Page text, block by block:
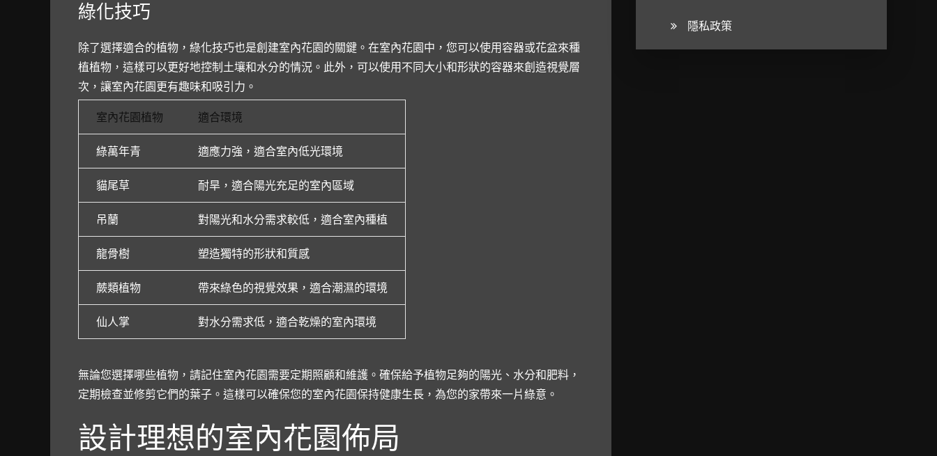
綠化技巧
除了選擇適合的植物，綠化技巧也是創建室內花園的關鍵。在室內花園中，您可以使用容器或花盆來種
植植物，這樣可以更好地控制土壤和水分的情況。此外，可以使用不同大小和形狀的容器來創造視覺層
次，讓室內花園更有趣味和吸引力。
室內花園植物 適合環境
綠萬年青 適應力強，適合室內低光環境
貓尾草 耐旱，適合陽光充足的室內區域
吊蘭 對陽光和水分需求較低，適合室內種植
龍骨樹 塑造獨特的形狀和質感
蕨類植物 帶來綠色的視覺效果，適合潮濕的環境
仙人掌 對水分需求低，適合乾燥的室內環境
無論您選擇哪些植物，請記住室內花園需要定期照顧和維護。確保給予植物足夠的陽光、水分和肥料，
定期檢查並修剪它們的葉子。這樣可以確保您的室內花園保持健康生長，為您的家帶來一片綠意。
設計理想的室內花園佈局
隱私政策